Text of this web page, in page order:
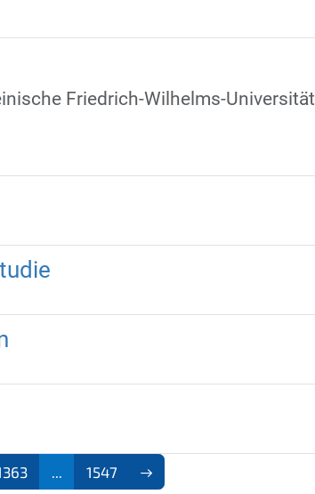
Friedrich-Wilhelms-Universität
1547